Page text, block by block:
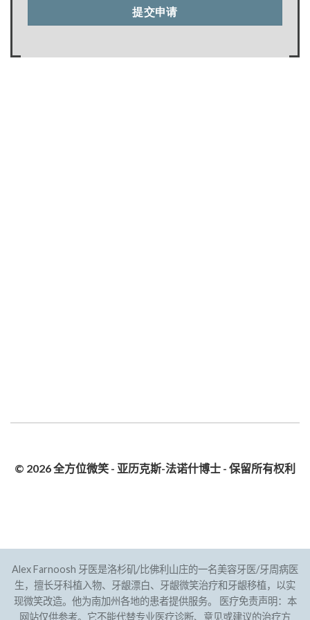
© 2026 全方位微笑 - 亚历克斯-法诺什博士 - 保留所有权利
Alex Farnoosh 牙医是洛杉矶/比佛利山庄的一名美容牙医/牙周病医
生，擅长牙科植入物、牙龈漂白、牙龈微笑治疗和牙龈移植，以实
现微笑改造。他为南加州各地的患者提供服务。 医疗免责声明：本
网站仅供参考。它不能代替专业医疗诊断、意见或建议的治疗方